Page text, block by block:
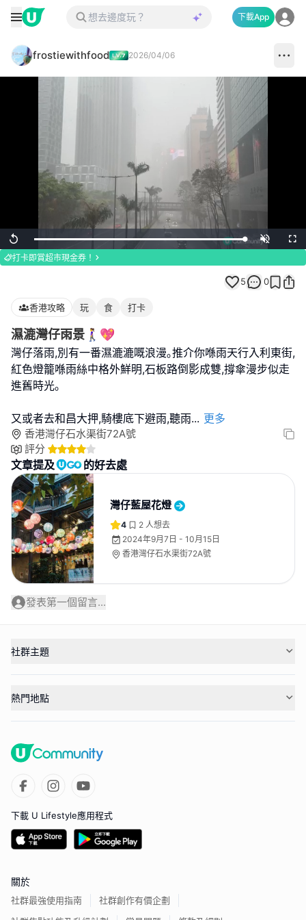
下載App
frostiewithfood 2026/04/06
Replay Loaded:
100.00%
Unmute
打卡即賞超市現金券！
5 0
香港攻略 玩 食 打卡
濕漉灣仔雨景🚶‍♀️💖
灣仔落雨,別有一番濕漉漉嘅浪漫｡推介你喺雨天行入利東街,
紅色燈籠喺雨絲中格外鮮明,石板路倒影成雙,撐傘漫步似走
進舊時光｡
又或者去和昌大押,騎樓底下避雨,聽雨... 更多
香港灣仔石水渠街72A號
評分
文章提及 的好去處
灣仔藍屋花燈
4 2 人想去
2024年9月7日 - 10月15日
香港灣仔石水渠街72A號
發表第一個留言...
社群主題
熱門地點
下載 U Lifestyle應用程式
關於
社群最強使用指南
社群創作有價企劃